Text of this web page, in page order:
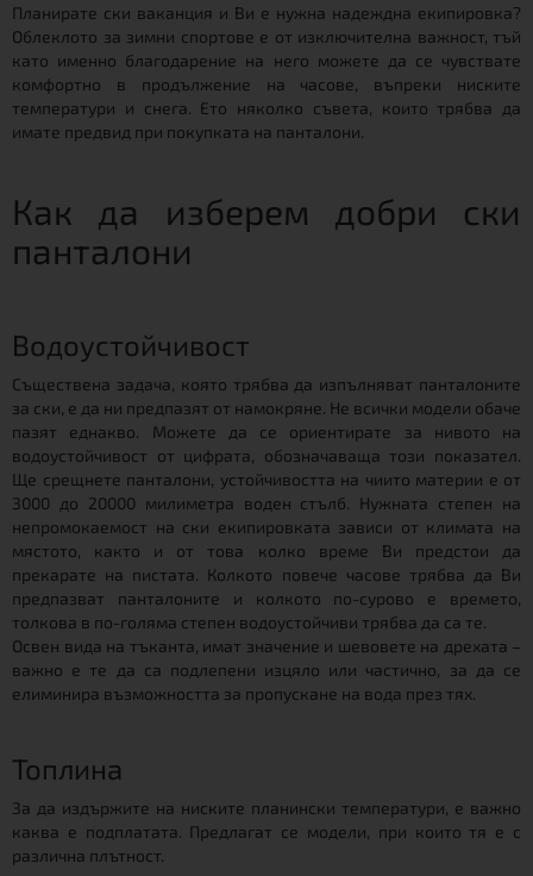
Планирате ски ваканция и Ви е нужна надеждна екипировка?
Облеклото за зимни спортове е от изключителна важност, тъй
като именно благодарение на него можете да се чувствате
комфортно в продължение на часове, въпреки ниските
температури и снега. Ето няколко съвета, които трябва да
имате предвид при покупката на панталони.
Как да изберем добри ски
панталони
Водоустойчивост
Съществена задача, която трябва да изпълняват панталоните
за ски, е да ни предпазят от намокряне. Не всички модели обаче
пазят еднакво. Можете да се ориентирате за нивото на
водоустойчивост от цифрата, обозначаваща този показател.
Ще срещнете панталони, устойчивостта на чиито материи е от
3000 до 20000 милиметра воден стълб. Нужната степен на
непромокаемост на ски екипировката зависи от климата на
мястото, както и от това колко време Ви предстои да
прекарате на пистата. Колкото повече часове трябва да Ви
предпазват панталоните и колкото по-сурово е времето,
толкова в по-голяма степен водоустойчиви трябва да са те.
Освен вида на тъканта, имат значение и шевовете на дрехата –
важно е те да са подлепени изцяло или частично, за да се
елиминира възможността за пропускане на вода през тях.
Топлина
За да издържите на ниските планински температури, е важно
каква е подплатата. Предлагат се модели, при които тя е с
различна плътност.